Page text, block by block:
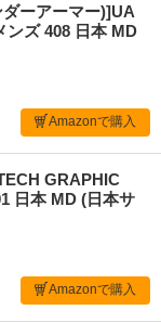
ーアーマー)]UA
ンズ 408 日本 MD
Amazonで購入
GRAPHIC
日本 MD (日本サ
Amazonで購入